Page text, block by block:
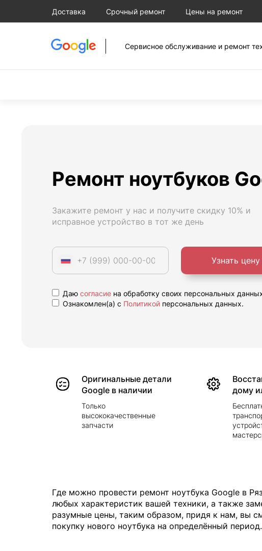
Доставка Срочный ремонт Цены на ремонт
Сервисное обслуживание и ремонт
Ремонт ноутбуков
Закажите ремонт у нас и получите скидку 10% и
исправное устройство в тот же день
Узнать
Даю согласие на обработку своих персональных
Ознакомлен(а) с Политикой персональных данных.
Оригинальные детали
Google в наличии
Только
высококачественные
запчасти
дому
Где можно провести ремонт ноутбука Google в
любых характеристик вашей техники, а также
разумные цены, таким образом, придя к нам, вы
покупку нового ноутбука на определённый период.